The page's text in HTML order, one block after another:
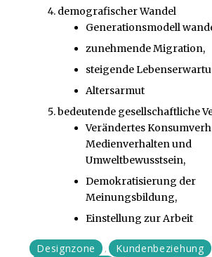
demografischer Wandel
Generationsmodell
zunehmende Migration,
steigende
Altersarmut
bedeutende gesellschaftliche
Verändertes
Medienverhalten und
Umweltbewusstsein,
Demokratisierung der
Meinungsbildung,
Einstellung zur Arbeit
Designzone , Kundenbeziehung